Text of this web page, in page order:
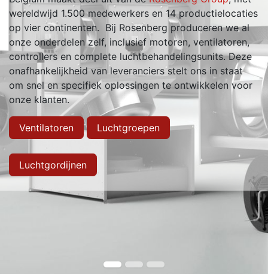
wereldwijd 1.500 medewerkers en 14 productielocaties
op vier continenten. Bij Rosenberg produceren we al
onze onderdelen zelf, inclusief motoren, ventilatoren,
controllers en complete luchtbehandelingsunits. Deze
onafhankelijkheid van leveranciers stelt ons in staat
om snel en specifiek oplossingen te ontwikkelen voor
onze klanten.
Ventilatoren Luchtgroepen
Luchtgordijnen